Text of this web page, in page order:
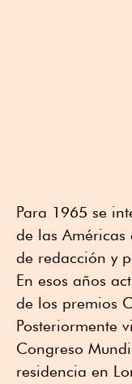
Para 1965 se
de las Américas
de redacción y
En esos años
de los premios
Posteriormente
Congreso
residencia en